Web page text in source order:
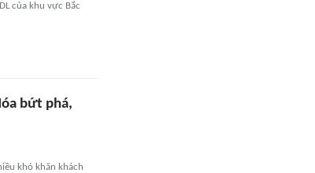
của khu vực Bắc
bứt phá,
khó khăn khách